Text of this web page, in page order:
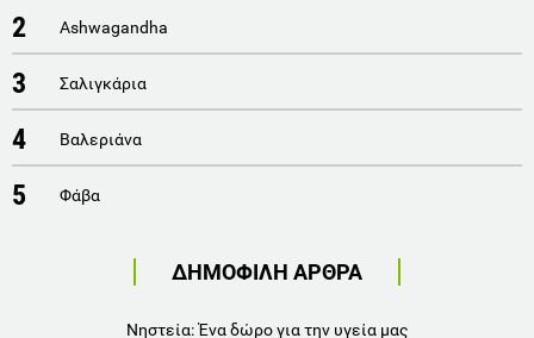
2 Ashwagandha
3 Σαλιγκάρια
4 Βαλεριάνα
5 Φάβα
ΔΗΜΟΦΙΛΗ ΑΡΘΡΑ
Νηστεία: Ένα δώρο για την υγεία μας